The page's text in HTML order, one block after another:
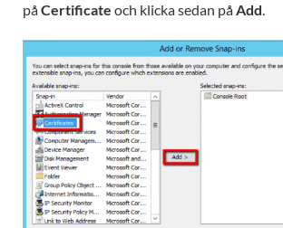
påCertificate och klicka sedan påAdd.